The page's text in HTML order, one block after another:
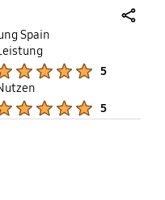
Spain
5
5